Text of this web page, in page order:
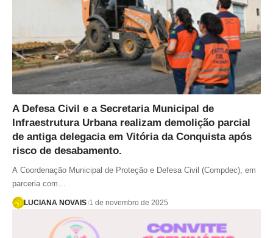
A Defesa Civil e a Secretaria Municipal de
Infraestrutura Urbana realizam demolição parcial
de antiga delegacia em Vitória da Conquista após
risco de desabamento.
A Coordenação Municipal de Proteção e Defesa Civil (Compdec), em
parceria com…
LUCIANA NOVAIS 1 de novembro de 2025